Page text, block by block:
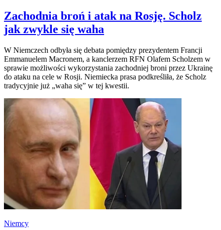
Zachodnia broń i atak na Rosję. Scholz
jak zwykle się waha
W Niemczech odbyła się debata pomiędzy prezydentem Francji
Emmanuelem Macronem, a kanclerzem RFN Olafem Scholzem w
sprawie możliwości wykorzystania zachodniej broni przez Ukrainę
do ataku na cele w Rosji. Niemiecka prasa podkreśliła, że Scholz
tradycyjnie już „waha się” w tej kwestii.
Niemcy